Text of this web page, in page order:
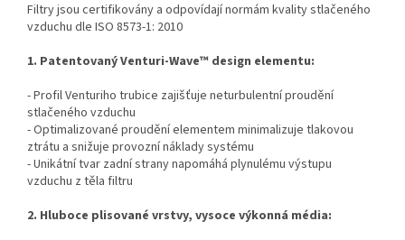
Filtry jsou certifikovány a odpovídají normám kvality stlačeného
vzduchu dle ISO 8573-1: 2010
1. Patentovaný Venturi-Wave™ design elementu:
- Profil Venturiho trubice zajišťuje neturbulentní proudění
stlačeného vzduchu
- Optimalizované proudění elementem minimalizuje tlakovou
ztrátu a snižuje provozní náklady systému
- Unikátní tvar zadní strany napomáhá plynulému výstupu
vzduchu z těla filtru
2. Hluboce plisované vrstvy, vysoce výkonná média: